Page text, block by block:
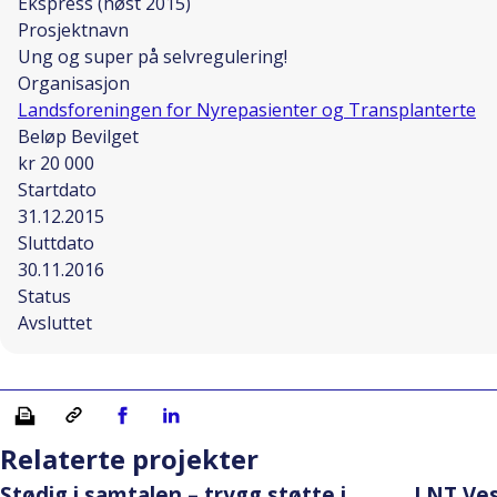
Prosjektnavn
Ung og super på selvregulering!
Organisasjon
Landsforeningen for Nyrepasienter og Transplanterte
Beløp Bevilget
kr 20 000
Startdato
31.12.2015
Sluttdato
30.11.2016
Status
Avsluttet
Skriv ut Kopiera länkDel på Facebook
Del på Linkedin
Relaterte projekter